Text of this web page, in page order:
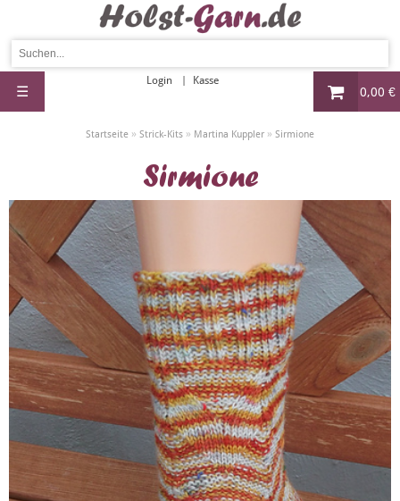
0,00 €
Login Kasse
☰
Startseite » Strick-Kits » Martina Kuppler » Sirmione
Sirmione